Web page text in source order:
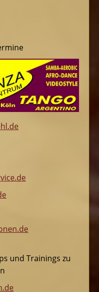
und Trainings zu